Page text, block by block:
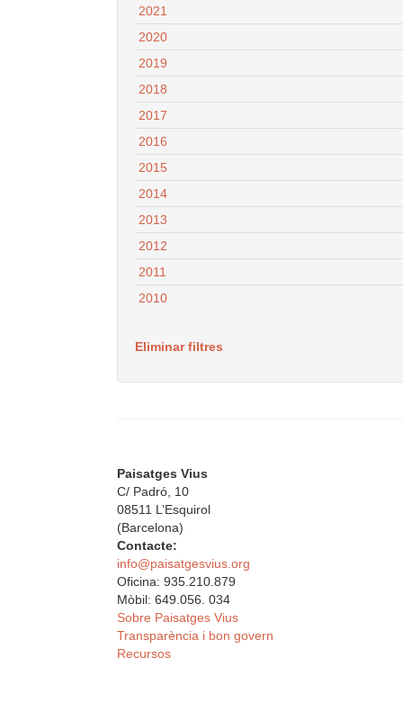
2021
2020
2019
2018
2017
2016
2015
2014
2013
2012
2011
2010
Eliminar filtres
Paisatges Vius
C/ Padró, 10
08511 L’Esquirol
(Barcelona)
Contacte:
info@paisatgesvius.org
Oficina: 935.210.879
Mòbil: 649.056. 034
Sobre Paisatges Vius
Transparència i bon govern
Recursos